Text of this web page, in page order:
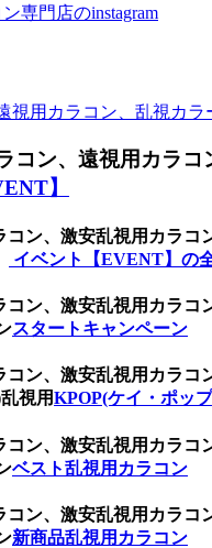
専門店のinstagram
用カラコン、乱視カラ
ン、遠視用カラ
】
ン、激安乱視用カラ
イベント【EVENT】の
ン、激安乱視用カラ
スタートキャンペーン
ン、激安乱視用カラ
視用KPOP(ケイ・ポッ
ン、激安乱視用カラ
ベスト乱視用カラコン
ン、激安乱視用カラ
新商品乱視用カラコン